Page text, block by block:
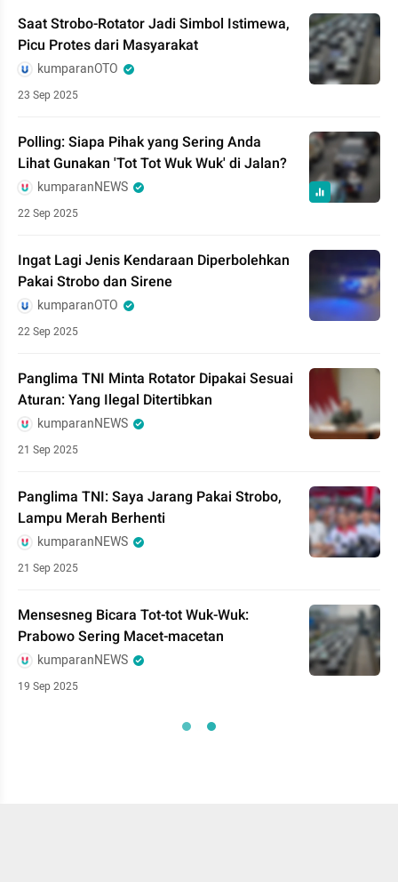
Saat Strobo-Rotator Jadi Simbol Istimewa,
Picu Protes dari Masyarakat
kumparanOTO
23 Sep 2025
Polling: Siapa Pihak yang Sering Anda
Lihat Gunakan 'Tot Tot Wuk Wuk' di Jalan?
kumparanNEWS
22 Sep 2025
Ingat Lagi Jenis Kendaraan Diperbolehkan
Pakai Strobo dan Sirene
kumparanOTO
22 Sep 2025
Panglima TNI Minta Rotator Dipakai Sesuai
Aturan: Yang Ilegal Ditertibkan
kumparanNEWS
21 Sep 2025
Panglima TNI: Saya Jarang Pakai Strobo,
Lampu Merah Berhenti
kumparanNEWS
21 Sep 2025
Mensesneg Bicara Tot-tot Wuk-Wuk:
Prabowo Sering Macet-macetan
kumparanNEWS
19 Sep 2025